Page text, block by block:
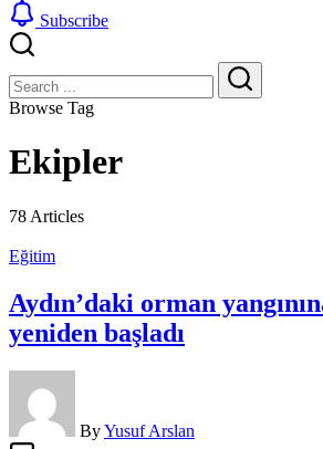
Subscribe
Search
Search
Browse Tag
Ekipler
78 Articles
Eğitim
Aydın’daki orman
yeniden başladı
ByYusuf Arslan